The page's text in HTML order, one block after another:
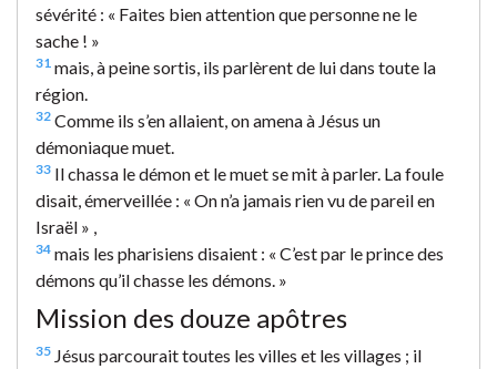
sévérité : « Faites bien attention que personne ne le
sache ! »
31 mais, à peine sortis, ils parlèrent de lui dans toute la
région.
32 Comme ils s’en allaient, on amena à Jésus un
démoniaque muet.
33 Il chassa le démon et le muet se mit à parler. La foule
disait, émerveillée : « On n’a jamais rien vu de pareil en
Israël » ,
34 mais les pharisiens disaient : « C’est par le prince des
démons qu’il chasse les démons. »
Mission des douze apôtres
35 Jésus parcourait toutes les villes et les villages ; il